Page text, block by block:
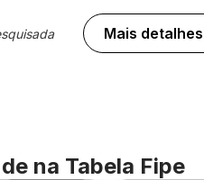
Mais detalhes
na Tabela Fipe
Foto 360º